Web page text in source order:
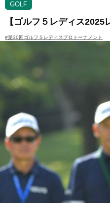
GOLF
【ゴルフ５レディス
#第30回ゴルフ５レディスプロトーナメント